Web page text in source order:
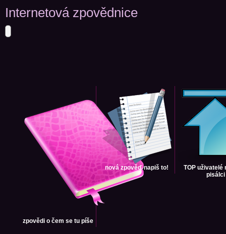
Internetová zpovědnice
zpovědi o čem se tu píše
nová zpověď napiš to! TOP uživatelé
pisálci